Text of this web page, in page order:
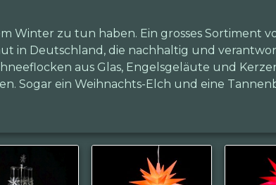
Winter zu tun haben. Ein grosses Sortiment
in Deutschland, die nachhaltig und
aus Glas, Engelsgeläute und
Sogar ein Weihnachts-Elch und eine